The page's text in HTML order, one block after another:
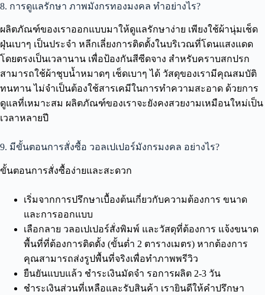
8. การดูแลรักษา ภาพมังกรทองมงคล ทำอย่างไร?
ผลิตภัณฑ์ของเราออกแบบมาให้ดูแลรักษาง่าย เพียงใช้ผ้านุ่มเช็ด
ฝุ่นเบาๆ เป็นประจำ หลีกเลี่ยงการติดตั้งในบริเวณที่โดนแสงแดด
โดยตรงเป็นเวลานาน เพื่อป้องกันสีซีดจาง สำหรับคราบสกปรก
สามารถใช้ผ้าชุบน้ำหมาดๆ เช็ดเบาๆ ได้ วัสดุของเรามีคุณสมบัติ
ทนทาน ไม่จำเป็นต้องใช้สารเคมีในการทำความสะอาด ด้วยการ
ดูแลที่เหมาะสม ผลิตภัณฑ์ของเราจะยังคงสวยงามเหมือนใหม่เป็น
เวลาหลายปี
9. มีขั้นตอนการสั่งซื้อ วอลเปเปอร์มังกรมงคล อย่างไร?
ขั้นตอนการสั่งซื้อง่ายและสะดวก
เริ่มจากการปรึกษาเบื้องต้นเกี่ยวกับความต้องการ ขนาด
และการออกแบบ
เลือกลาย วลอเปเปอร์สั่งพิมพ์ และวัสดุที่ต้องการ แจ้งขนาด
พื้นที่ที่ต้องการติดตั้ง (ขั้นต่ำ 2 ตารางเมตร) หากต้องการ
คุณสามารถส่งรูปพื้นที่จริงเพื่อทำภาพพรีวิว
ยืนยันแบบแล้ว ชำระเงินมัดจำ รอการผลิต 2-3 วัน
ชำระเงินส่วนที่เหลือและรับสินค้า เรายินดีให้คำปรึกษา